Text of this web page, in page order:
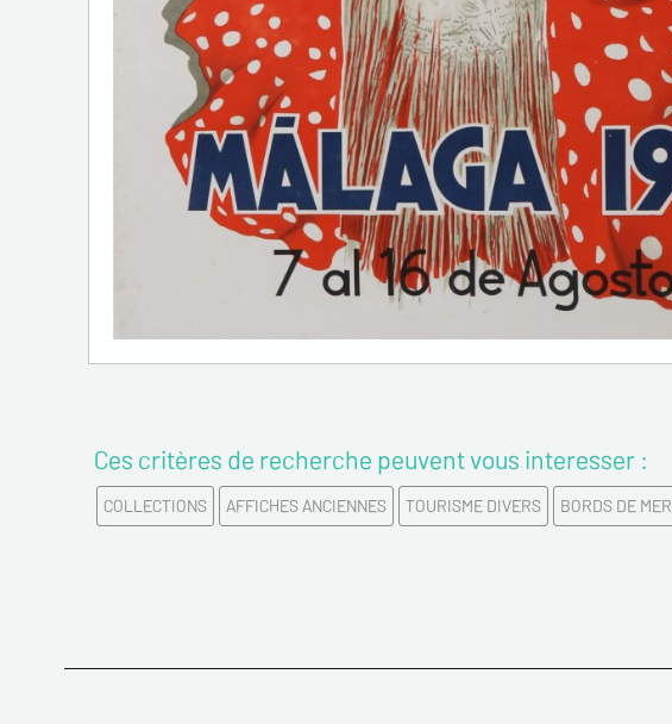
Ces critères de recherche peuvent vous interesser :
COLLECTIONS AFFICHES ANCIENNES TOURISME DIVERS BORDS DE MER